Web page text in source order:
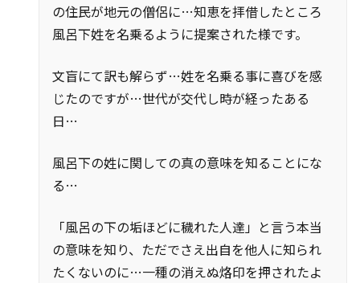
の住民が地元の僧侶に…知恵を拝借したところ
風呂下姓を名乗るように提案された様です。
文盲にて訳も解らず…姓を名乗る事に喜びを感
じたのですが…世代が交代し時が経ったある
日…
風呂下の姓に関しての真の意味を知ることにな
る…
「風呂の下の垢ほどに穢れた人達」と言う本当
の意味を知り、ただでさえ出自を他人に知られ
たくないのに…一種の消えぬ烙印を押されたよ